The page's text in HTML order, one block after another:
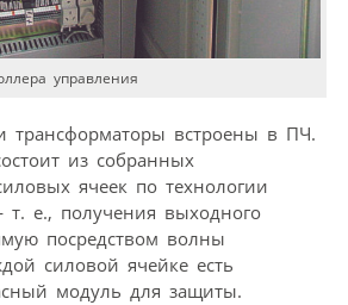
управления
трансформаторы встроены в ПЧ.
из собранных
ячеек по технологии
т. е., получения выходного
посредством волны
силовой ячейке есть
модуль для защиты.